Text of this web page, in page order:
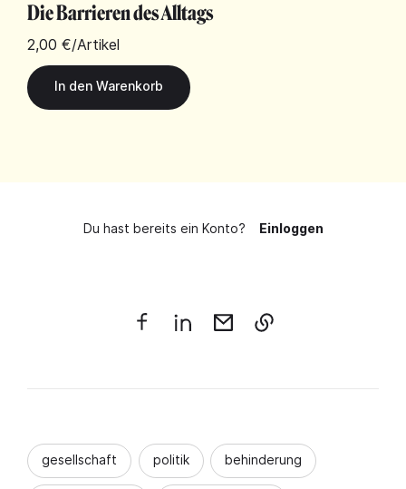
Die Barrieren des Alltags
2,00 €/Artikel
Du hast bereits ein Konto? Einloggen
gesellschaft politik behinderung